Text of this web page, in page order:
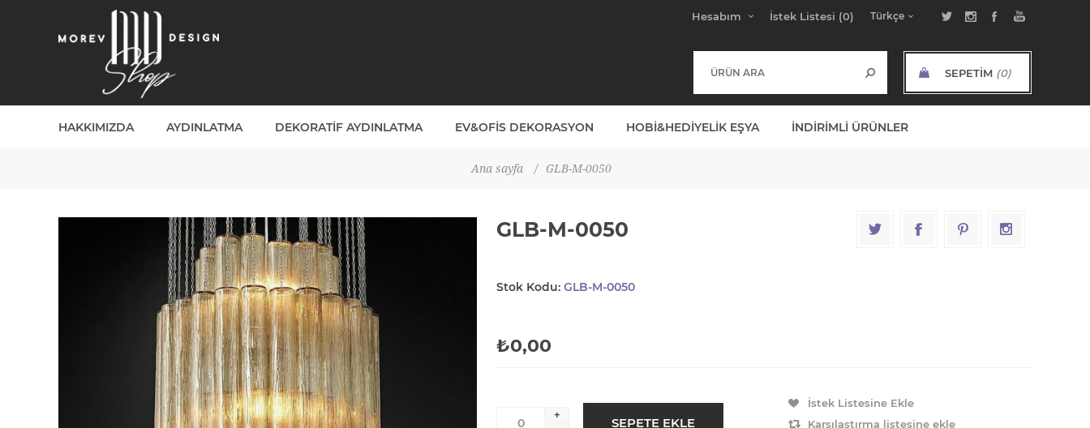
Hesabım İstek Listesi (0)
SEPETIM (0)
HAKKIMIZDA AYDINLATMA DEKORATIF AYDINLATMA EV&OFIS DEKORASYON HOBI&HEDIYELIK EŞYA İNDIRIMLI ÜRÜNLER
Ana sayfa / GLB-M-0050
GLB-M-0050
Stok Kodu: GLB-M-0050
₺0,00
+